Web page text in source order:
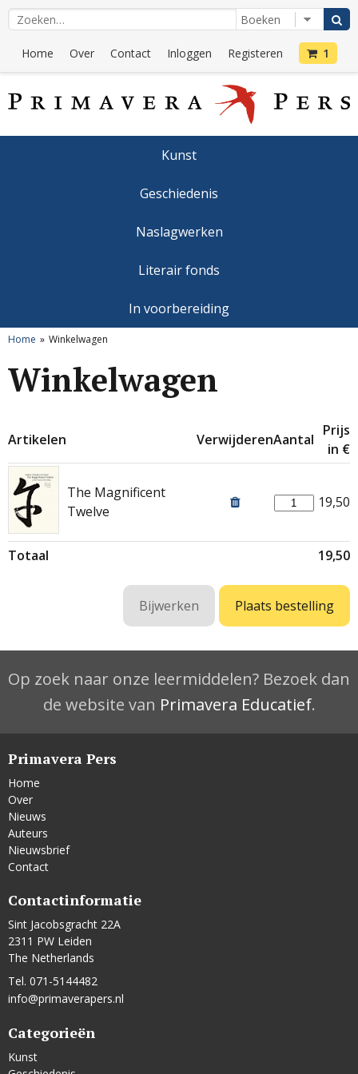
Home Over Contact Inloggen Registeren 1
Kunst
Geschiedenis
Naslagwerken
Literair fonds
In voorbereiding
Home Winkelwagen
Winkelwagen
Artikelen VerwijderenAantal
Prijs
in €
The Magnificent
Twelve
19,50
Totaal 19,50
Op zoek naar onze leermiddelen? Bezoek dan
de website van Primavera Educatief.
Primavera Pers
Home
Over
Nieuws
Auteurs
Nieuwsbrief
Contact
Contactinformatie
Sint Jacobsgracht 22A
2311 PW Leiden
The Netherlands
Tel. 071-5144482
info@primaverapers.nl
Categorieën
Kunst